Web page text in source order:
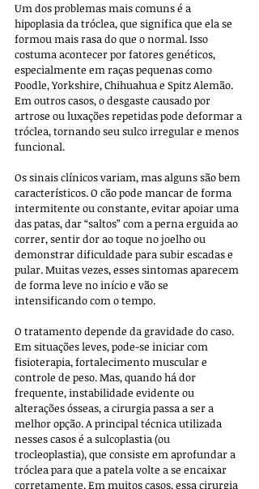
Um dos problemas mais comuns é a
hipoplasia da tróclea, que significa que ela se
formou mais rasa do que o normal. Isso
costuma acontecer por fatores genéticos,
especialmente em raças pequenas como
Poodle, Yorkshire, Chihuahua e Spitz Alemão.
Em outros casos, o desgaste causado por
artrose ou luxações repetidas pode deformar a
tróclea, tornando seu sulco irregular e menos
funcional.
Os sinais clínicos variam, mas alguns são bem
característicos. O cão pode mancar de forma
intermitente ou constante, evitar apoiar uma
das patas, dar “saltos” com a perna erguida ao
correr, sentir dor ao toque no joelho ou
demonstrar dificuldade para subir escadas e
pular. Muitas vezes, esses sintomas aparecem
de forma leve no início e vão se
intensificando com o tempo.
O tratamento depende da gravidade do caso.
Em situações leves, pode-se iniciar com
fisioterapia, fortalecimento muscular e
controle de peso. Mas, quando há dor
frequente, instabilidade evidente ou
alterações ósseas, a cirurgia passa a ser a
melhor opção. A principal técnica utilizada
nesses casos é a sulcoplastia (ou
trocleoplastia), que consiste em aprofundar a
tróclea para que a patela volte a se encaixar
corretamente. Em muitos casos, essa cirurgia